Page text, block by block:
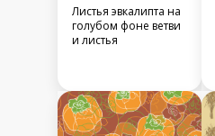
Листья эвкалипта на
голубом фоне ветви
и листья